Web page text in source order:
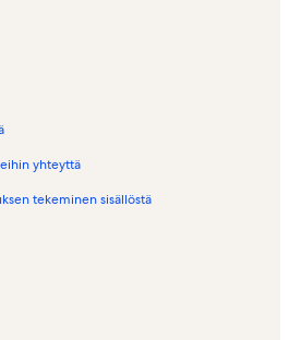
yhteyttä
tekeminen sisällöstä